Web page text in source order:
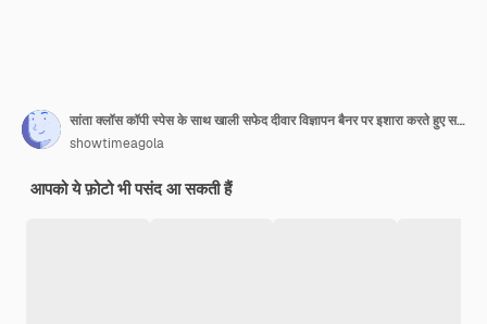
सांता क्लॉस कॉपी स्पेस के साथ खाली सफेद दीवार विज्ञापन बैनर पर इशारा करते हुए सफेद पृष्ठभूमि पर अलग-थलग है पूर्ण लंबाई चित्र
showtimeagola
आपको ये फ़ोटो भी पसंद आ सकती हैं